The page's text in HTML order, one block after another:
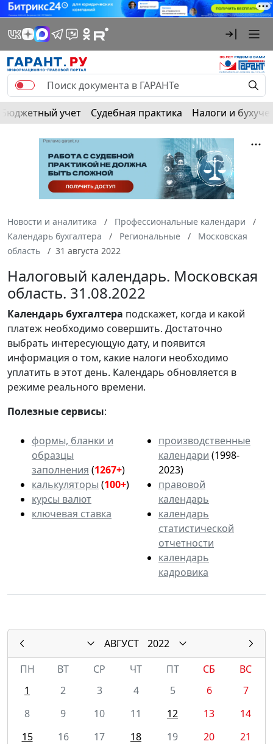
Бюджетный учет Судебная практика Налоги и
Новости и аналитика
Профессиональные календари
Календарь бухгалтера
Региональные
Московская
область
31 августа 2022
Налоговый календарь. Московская
область. 31.08.2022
Календарьбухгалтера подскажет, когда и какой
платеж необходимо совершить. Достаточно
выбрать интересующую дату, и появится
информация о том, какие налоги необходимо
уплатить в этот день. Календарь обновляется в
режиме реального времени.
Полезные сервисы:
формы, бланки и
образцы
заполнения (1267+)
калькуляторы (100+)
курсы валют
ключевая ставка
производственные
календари (1998-
2023)
правовой
календарь
календарь
статистической
отчетности
календарь
кадровика
АВГУСТ
2022
ПН
ВТ СР ЧТ ПТ СБ
ВС
1
2 3 4 5 6
7
8
9 10 11 12 13
14
15
16 17 18 19 20
21